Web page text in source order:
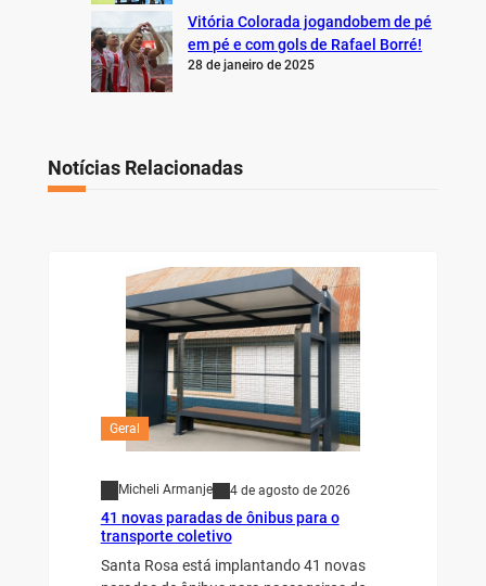
Vitória Colorada jogandobem de pé
em pé e com gols de Rafael Borré!
28 de janeiro de 2025
Notícias Relacionadas
Geral
Micheli Armanje 4 de agosto de 2026
41 novas paradas de ônibus para o
transporte coletivo
Santa Rosa está implantando 41 novas